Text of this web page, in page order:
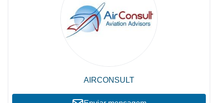
AIRCONSULT